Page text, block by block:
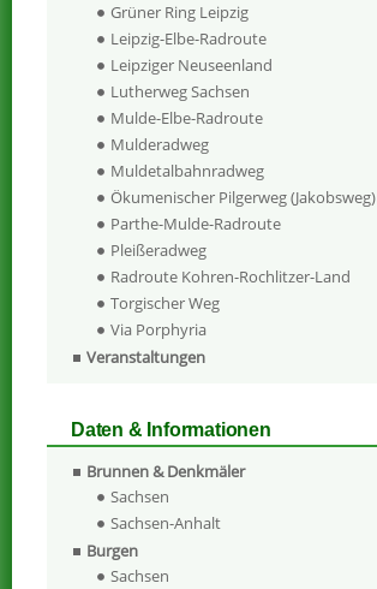
Grüner Ring Leipzig
Leipzig-Elbe-Radroute
Leipziger Neuseenland
Lutherweg Sachsen
Mulde-Elbe-Radroute
Mulderadweg
Muldetalbahnradweg
Ökumenischer Pilgerweg (Jakobsweg)
Parthe-Mulde-Radroute
Pleißeradweg
Radroute Kohren-Rochlitzer-Land
Torgischer Weg
Via Porphyria
Veranstaltungen
Daten & Informationen
Brunnen & Denkmäler
Sachsen
Sachsen-Anhalt
Burgen
Sachsen